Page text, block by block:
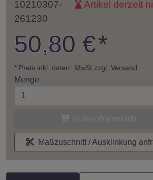
10210307-
261230
Artikel derzeit
50,80 €*
* Preis inkl. österr. MwSt zzgl. Versand
Menge
Maßzuschnitt / Ausklinkung